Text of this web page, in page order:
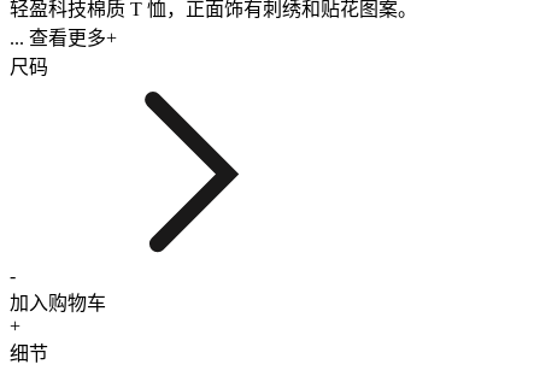
轻盈科技棉质 T 恤，正面饰有刺绣和贴花图案。
... 查看更多+
尺码
-
加入购物车
+
细节